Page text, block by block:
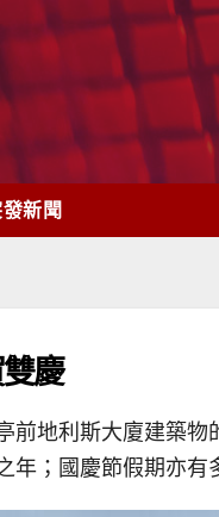
新聞
慶
前地利斯大廈建築
年；國慶節假期亦